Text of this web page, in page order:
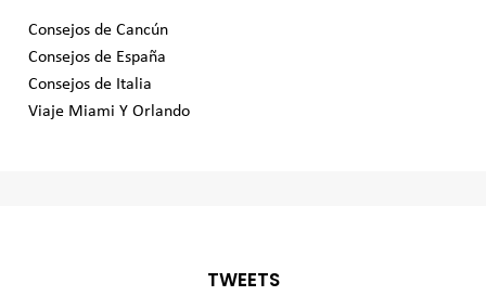
Consejos de Cancún
Consejos de España
Consejos de Italia
Viaje Miami Y Orlando
TWEETS